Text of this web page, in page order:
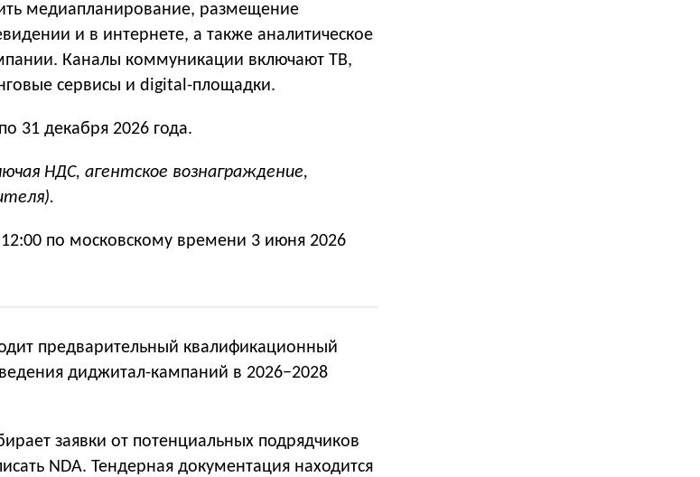
медиапланирование, размещение
и в интернете, а также аналитическое
Каналы коммуникации включают ТВ,
сервисы и digital-площадки.
31 декабря 2026 года.
НДС, агентское вознаграждение,
по московскому времени 3 июня 2026
предварительный квалификационный
диджитал-кампаний в 2026−2028
заявки от потенциальных подрядчиков
NDA. Тендерная документация находится